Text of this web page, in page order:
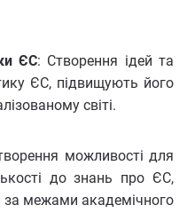
ЄС: Створення ідей та
ЄС, підвищують його
світі.
можливості для
до знань про ЄС,
межами академічного